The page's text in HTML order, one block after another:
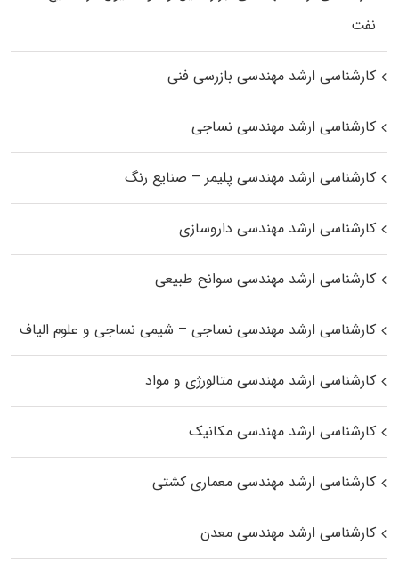
نفت
کارشناسی ارشد مهندسی بازرسی فنی
کارشناسی ارشد مهندسی نساجی
کارشناسی ارشد مهندسی پلیمر – صنایع رنگ
کارشناسی ارشد مهندسی داروسازی
کارشناسی ارشد مهندسی سوانح طبیعی
کارشناسی ارشد مهندسی نساجی – شیمی نساجی و علوم الیاف
کارشناسی ارشد مهندسی متالورژی و مواد
کارشناسی ارشد مهندسی مکانیک
کارشناسی ارشد مهندسی معماری کشتی
کارشناسی ارشد مهندسی معدن